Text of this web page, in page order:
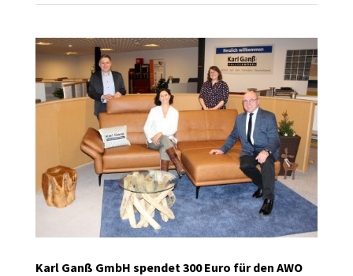
Karl Ganß GmbH spendet 300 Euro für den AWO